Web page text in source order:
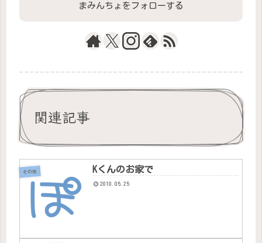
まみんちょをフォローする
関連記事
その他 Kくんのお家で
2010.05.25